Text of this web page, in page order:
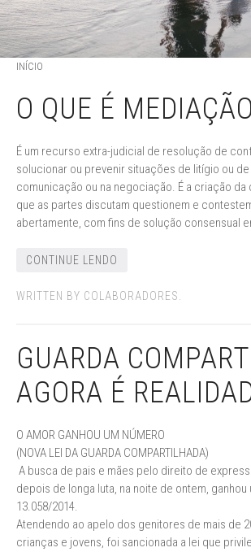
INÍCIO
O QUE É
É um recurso extra-judicial de resolução de
solucionar ou prevenir situações de litígio ou de
comunicação ou na negociação. É a criação da
que as partes discutam questionem e
abertamente, com fins de solução consensual
CONTINUE LENDO
WRITTEN BY COLABORADORES.
GUARDA
AGORA É
O AMOR GANHOU UM NÚMERO
(NOVA LEI DA GUARDA COMPARTILHADA)
A busca de pais e mães pelo direito de
depois de longa luta, na noite de ontem, ganhou
13.058/2014.
Atendendo ao apelo dos genitores de mais de
crianças e jovens, foi sancionada a lei que